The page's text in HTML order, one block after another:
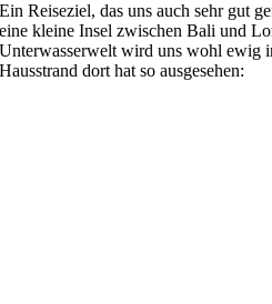
Ein Reiseziel, das uns auch sehr gut
eine kleine Insel zwischen Bali und
Unterwasserwelt wird uns wohl ewig
Hausstrand dort hat so ausgesehen: